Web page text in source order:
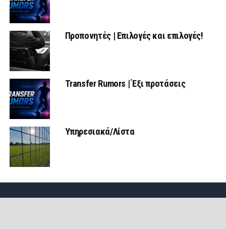
Προπονητές | Επιλογές και επιλογές!
Transfer Rumors | Έξι προτάσεις
Υπηρεσιακά/Λίστα